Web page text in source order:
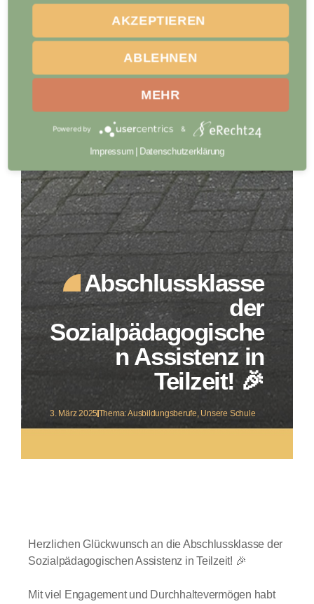
Abschlussklasse
der
Sozialpädagogische
n Assistenz in
Teilzeit! 🎉
3. März 2025Thema:Ausbildungsberufe Unsere Schule
Herzlichen Glückwunsch an die Abschlussklasse der
Sozialpädagogischen Assistenz in Teilzeit! 🎉
Mit viel Engagement und Durchhaltevermögen habt
AKZEPTIEREN
ABLEHNEN
MEHR
Powered by &
Impressum | Datenschutzerklärung